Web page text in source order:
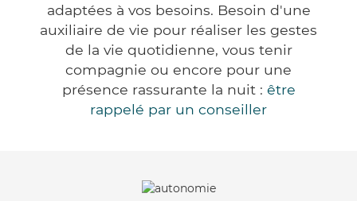
adaptées à vos besoins. Besoin d'une
auxiliaire de vie pour réaliser les gestes
de la vie quotidienne, vous tenir
compagnie ou encore pour une
présence rassurante la nuit : être
rappelé par un conseiller